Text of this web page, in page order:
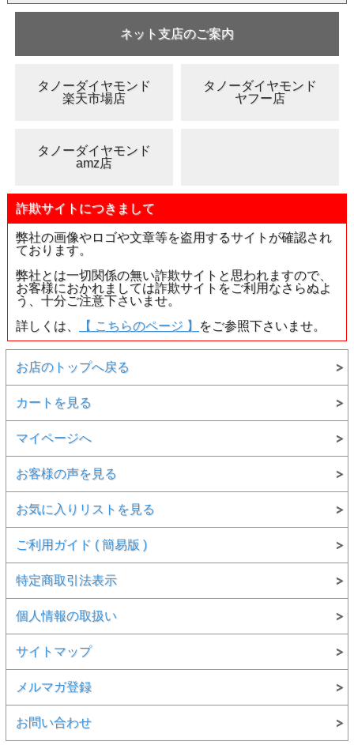
▲ルースケースイメージ画像
●このブルーダイヤは、青紫、藍色、紺色、そして磨き上げ
られた鉄板のような金属光沢といえばよいのか、様々なもの
が複雑に混ざったような色調で、自然への畏怖を感じさせる
●このブルーダイヤは、ぜひケースから出して、晴れた日の
●冬の日の凛と澄みきった空が広がっている日や爽やかな初
夏の青空、また台風一過のチリ一つないクリアーな空の日な
どがベストかもしれません。秋のどこまでも高く高く晴れ渡
る日も良いかもしれません。
●「Fancy Light」ではありますが、ぜひコレクションの一つ
に加える価値を有するブルーダイヤだと思います。
●撮影技術の上手な方が撮影したらこのブルーダイヤの持つ
もどかしいばかりです。
●もちろん、ナチュラルのカラーダイヤモンドです。ナチュ
ラルとは、ダイヤそのものはもちろん、色の起源も全て天然
の本物のカラーダイヤモンドのことを言います。
●また、フォトルミネッセンス分析により、『 タイプIIb(2b)
型 』という、レア中のレアなダイヤモンドと判明しまし
た。
●『タイプIIb(2b)型 』とは、どのようなダイヤモンドなの
か。
ネット支店のご案内
タノーダイヤモンド
楽天市場店
タノーダイヤモンド
ヤフー店
タノーダイヤモンド
amz店
詐欺サイトにつきまして
弊社の画像やロゴや文章等を盗用するサイトが確認され
ております。
弊社とは一切関係の無い詐欺サイトと思われますので、
お客様におかれましては詐欺サイトをご利用なさらぬよ
う、十分ご注意下さいませ。
詳しくは、
【 こちらのページ 】 をご参照下さいませ。
お店のトップへ戻る
カートを見る
マイページへ
お客様の声を見る
お気に入りリストを見る
ご利用ガイド ( 簡易版 )
特定商取引法表示
個人情報の取扱い
サイトマップ
メルマガ登録
お問い合わせ